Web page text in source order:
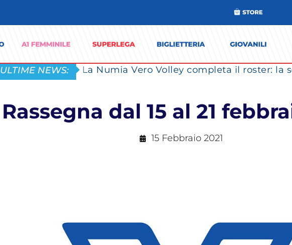
ULTIME NEWS:
Rassegna dal 15 al 21
15 Febbraio 2021